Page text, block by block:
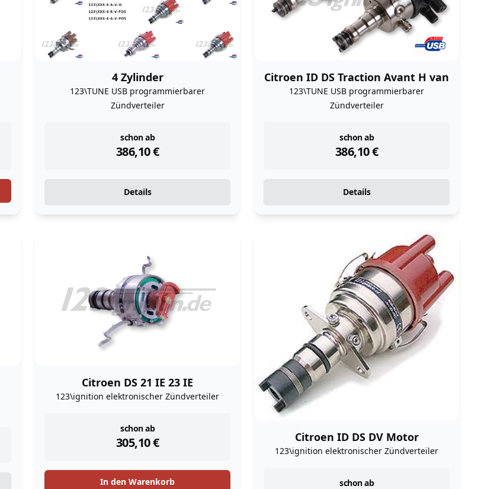
4 Zylinder
123\TUNE USB programmierbarer
Zündverteiler
schon ab
386,10€
instock
Details
Citroen ID DS Traction Avant H van
123\TUNE USB programmierbarer
Zündverteiler
schon ab
386,10€
instock
Details
Citroen DS 21 IE 23 IE
123\ignition elektronischer Zündverteiler
schon ab
305,10€
instock
In den Warenkorb
Citroen ID DS DV Motor
123\ignition elektronischer Zündverteiler
schon ab
instock